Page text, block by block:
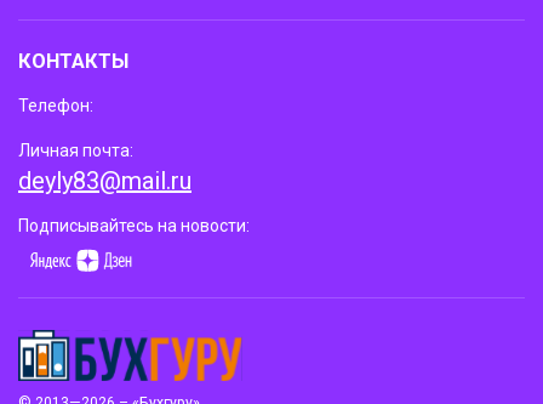
КОНТАКТЫ
Телефон:
Личная почта:
deyly83@mail.ru
Подписывайтесь на новости: